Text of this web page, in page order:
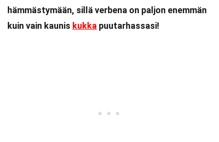
hämmästymään, sillä verbena on paljon enemmän
kuin vain kaunis kukka puutarhassasi!